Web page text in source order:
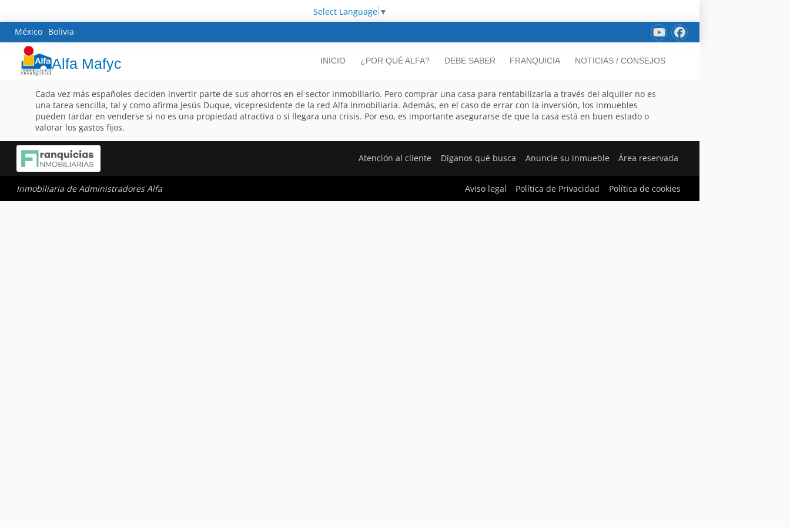
Select Language ▼
México Bolivia
Alfa Mafyc INICIO ¿POR QUÉ ALFA? DEBE SABER FRANQUICIA NOTICIAS / CONSEJOS
Cada vez más españoles deciden invertir parte de sus ahorros en el sector inmobiliario. Pero comprar una casa para rentabilizarla a través del alquiler no es
una tarea sencilla, tal y como afirma Jesús Duque, vicepresidente de la red Alfa Inmobiliaria. Además, en el caso de errar con la inversión, los inmuebles
pueden tardar en venderse si no es una propiedad atractiva o si llegara una crisis. Por eso, es importante asegurarse de que la casa está en buen estado o
valorar los gastos fijos.
Atención al cliente Díganos qué busca Anuncie su inmueble Área reservada
Inmobiliaria de Administradores Alfa Aviso legal Política de Privacidad Política de cookies